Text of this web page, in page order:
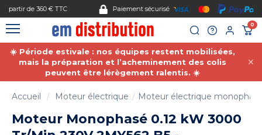
Paiement sécurisé
0
☀️ Période estivale : nos équipes restent mobilisées,
mais la préparation et l’acheminement des colis
peuvent être lérègement ralentis. ☀️
Accueil Moteur électrique Moteur électrique
Moteur Monophasé 0.12 kW 3000
Gestion des cookies